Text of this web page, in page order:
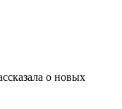
о новых